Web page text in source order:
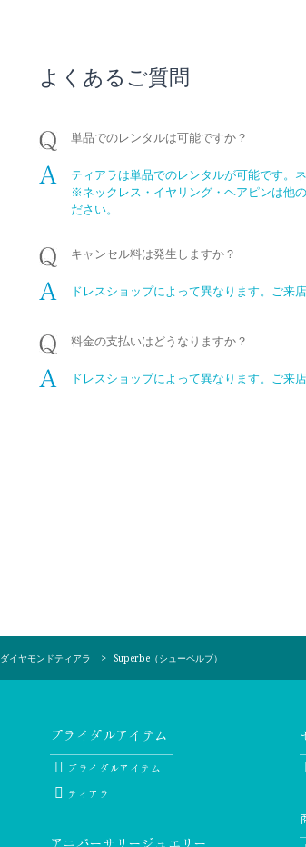
よくあるご質問
単品でのレンタルは可能ですか？
ティアラは単品でのレンタルが可能です。
※ネックレス・イヤリング・ヘアピンは他
ださい。
キャンセル料は発生しますか？
ドレスショップによって異なります。ご来
料金の支払いはどうなりますか？
ドレスショップによって異なります。ご来
ダイヤモンドティアラ Superbe（シューペルブ）
ブライダルアイテム
ブライダルアイテム
ティアラ
アニバーサリージュエリー